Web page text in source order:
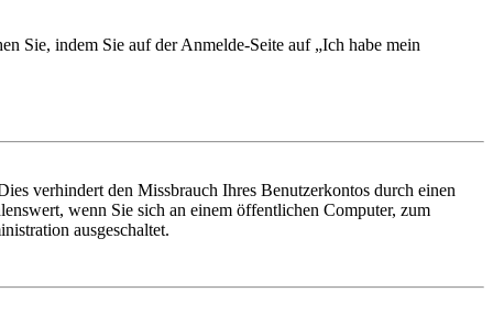
Sie, indem Sie auf der Anmelde-Seite auf „Ich habe mein
verhindert den Missbrauch Ihres Benutzerkontos durch einen
wenn Sie sich an einem öffentlichen Computer, zum
ausgeschaltet.